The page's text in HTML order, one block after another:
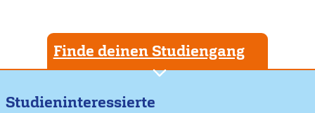
Finde deinen Studiengang
Studieninteressierte